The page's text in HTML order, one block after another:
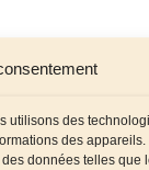
utilisons des
des
données telles que